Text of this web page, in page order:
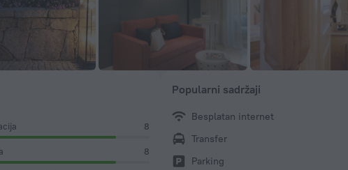
8
8
Popularni sadržaji
Besplatan internet
Transfer
Parking